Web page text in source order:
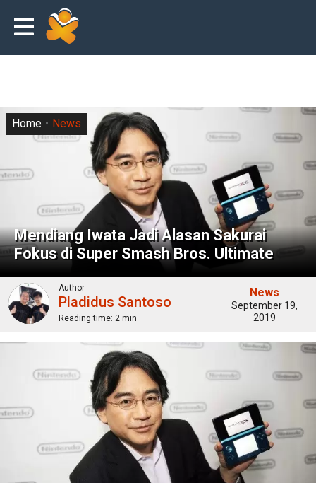
Mendiang Iwata Jadi Alasan Sakurai
Fokus di Super Smash Bros. Ultimate
Home News
Author
Pladidus Santoso
Reading time: 2 min
News
September 19,
2019